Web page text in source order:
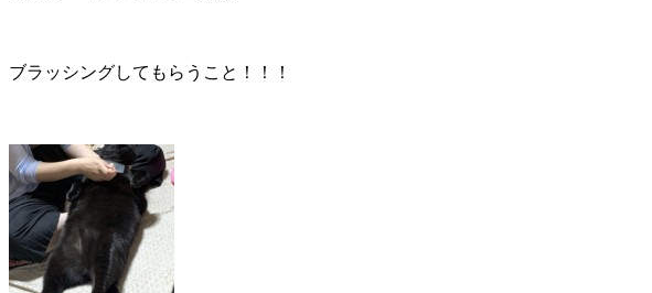
ブラッシングしてもらうこと！！！